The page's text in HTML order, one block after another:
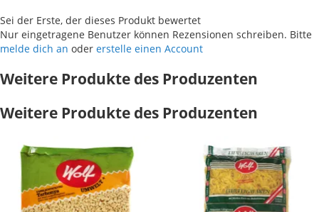
Sei der Erste, der dieses Produkt bewertet
Nur eingetragene Benutzer können Rezensionen schreiben. Bitte
melde dich an oder erstelle einen Account
Weitere Produkte des Produzenten
Weitere Produkte des Produzenten